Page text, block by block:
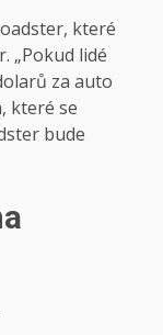
které
„Pokud lidé
za auto
které se
bude